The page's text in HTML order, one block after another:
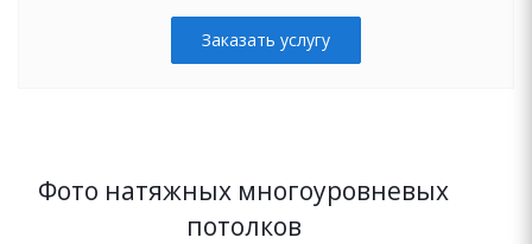
Заказать услугу
Фото натяжных многоуровневых
потолков